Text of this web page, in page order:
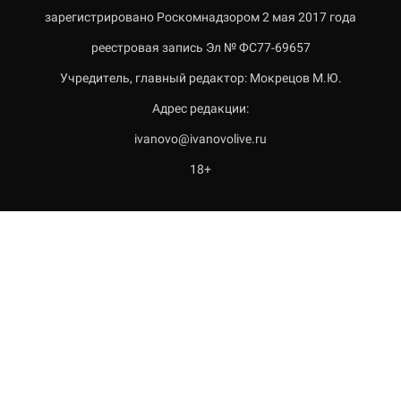
зарегистрировано Роскомнадзором 2 мая 2017 года
реестровая запись Эл № ФС77-69657
Учредитель, главный редактор: Мокрецов М.Ю.
Адрес редакции:
ivanovo@ivanovolive.ru
18+